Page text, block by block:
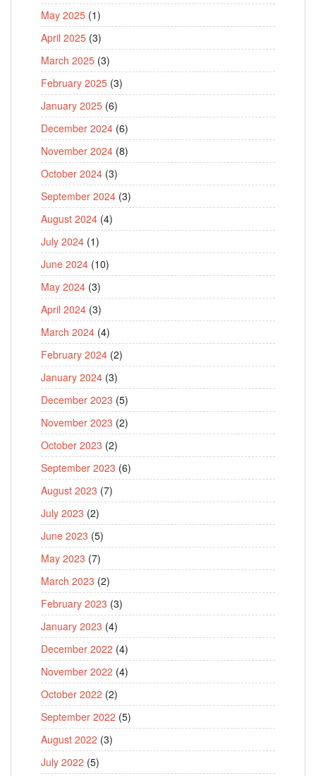
May 2025 (1)
April 2025 (3)
March 2025 (3)
February 2025 (3)
January 2025 (6)
December 2024 (6)
November 2024 (8)
October 2024 (3)
September 2024 (3)
August 2024 (4)
July 2024 (1)
June 2024 (10)
May 2024 (3)
April 2024 (3)
March 2024 (4)
February 2024 (2)
January 2024 (3)
December 2023 (5)
November 2023 (2)
October 2023 (2)
September 2023 (6)
August 2023 (7)
July 2023 (2)
June 2023 (5)
May 2023 (7)
March 2023 (2)
February 2023 (3)
January 2023 (4)
December 2022 (4)
November 2022 (4)
October 2022 (2)
September 2022 (5)
August 2022 (3)
July 2022 (5)